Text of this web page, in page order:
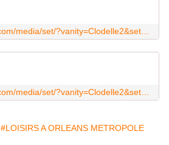
#LOISIRS A ORLEANS METROPOLE